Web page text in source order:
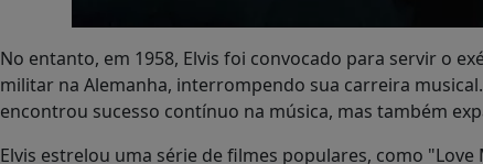
No entanto, em 1958, Elvis foi convocado para servir o
militar na Alemanha, interrompendo sua carreira
encontrou sucesso contínuo na música, mas também
Elvis estrelou uma série de filmes populares, como